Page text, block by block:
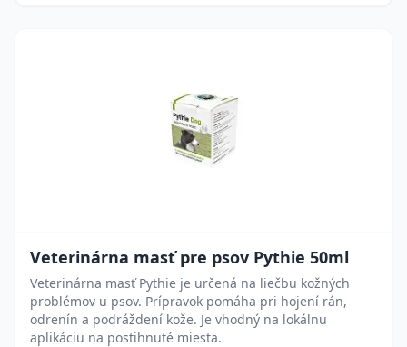
Veterinárna masť pre psov Pythie 50ml
Veterinárna masť Pythie je určená na liečbu kožných
problémov u psov. Prípravok pomáha pri hojení rán,
odrenín a podráždení kože. Je vhodný na lokálnu
aplikáciu na postihnuté miesta.